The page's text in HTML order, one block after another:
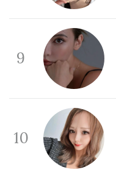
9
10